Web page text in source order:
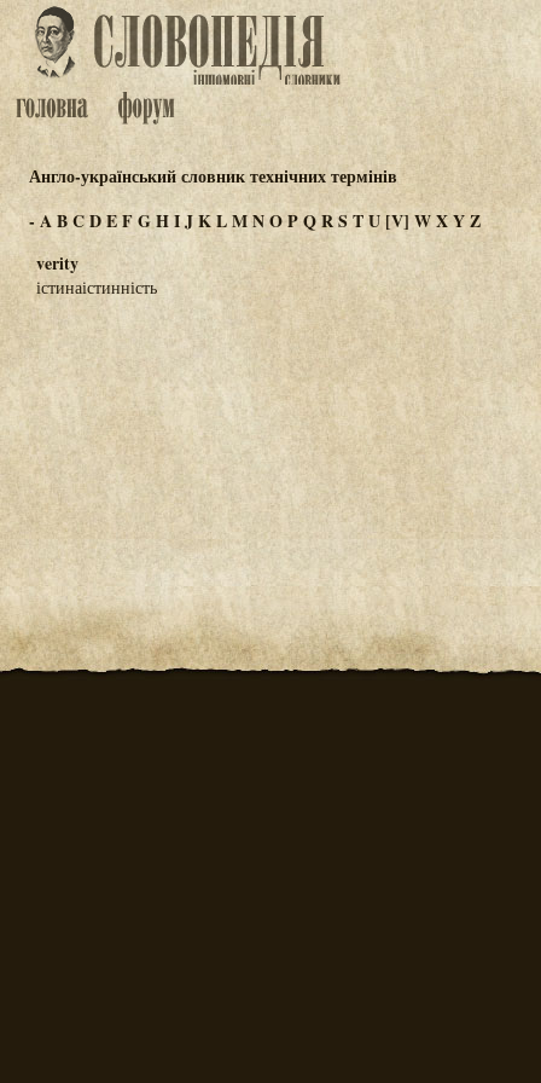
Англо-український словник технічних термінів
-ABCDEFGHIJKLMNOPQRSTU[V] WXYZ
verity
істинаістинність